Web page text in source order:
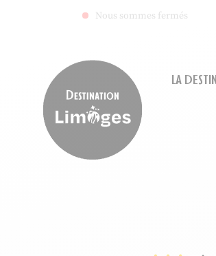
Nous sommes fermés
LA